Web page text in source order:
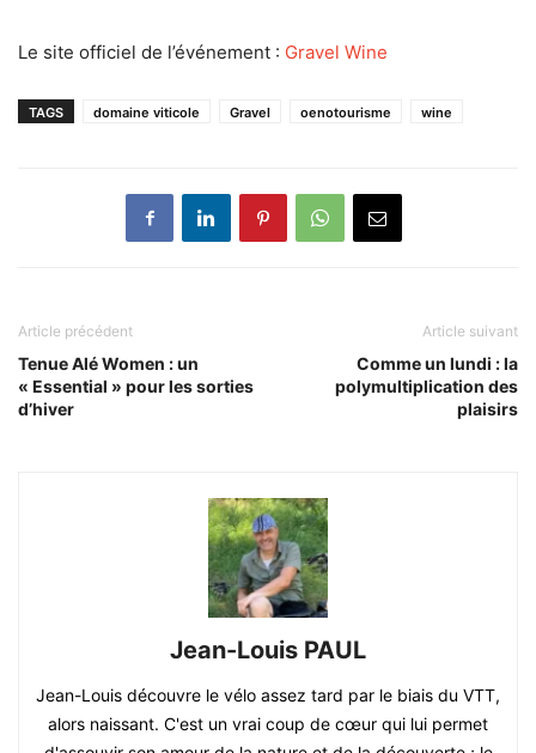
Le site officiel de l’événement : Gravel Wine
TAGS domaine viticole Gravel oenotourisme wine
Article précédent
Tenue Alé Women : un
« Essential » pour les sorties
d’hiver
Article suivant
Comme un lundi : la
polymultiplication des
plaisirs
Jean-Louis PAUL
Jean-Louis découvre le vélo assez tard par le biais du VTT,
alors naissant. C'est un vrai coup de cœur qui lui permet